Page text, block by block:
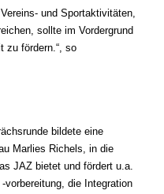
und Sportaktivitäten,
sollte im Vordergrund
zu fördern.“, so
bildete eine
Marlies Richels, in die
JAZ bietet und fördert u.a.
vorbereitung, die Integration